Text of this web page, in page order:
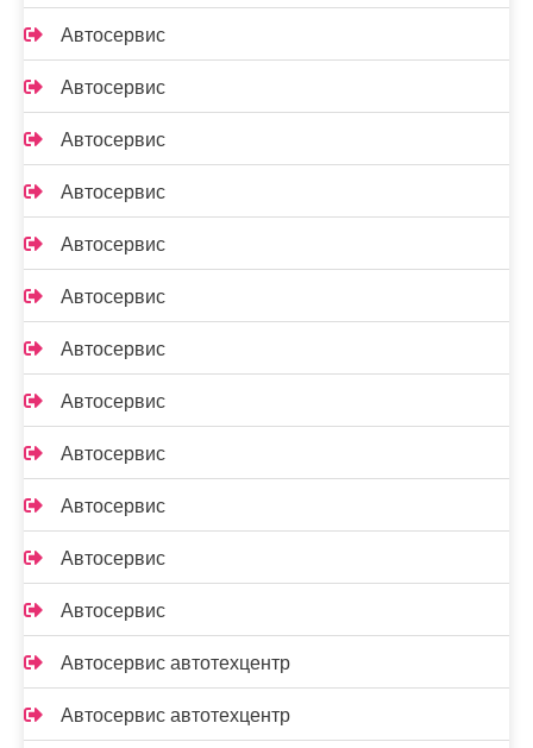
Автосервис
Автосервис
Автосервис
Автосервис
Автосервис
Автосервис
Автосервис
Автосервис
Автосервис
Автосервис
Автосервис
Автосервис
Автосервис автотехцентр
Автосервис автотехцентр